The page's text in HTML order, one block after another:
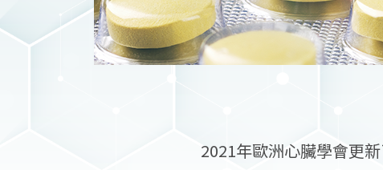
2021年歐洲心臟學會更